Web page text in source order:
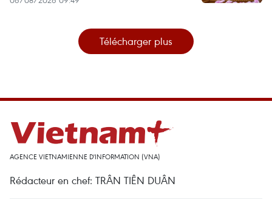
Télécharger plus
AGENCE VIETNAMIENNE D'INFORMATION (VNA)
Rédacteur en chef: TRÂN TIÊN DUÂN